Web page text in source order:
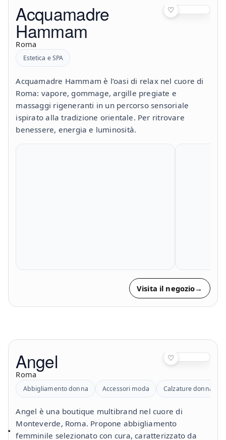
Acquamadre
Hammam
Roma
♡
Estetica e SPA
Acquamadre Hammam è l’oasi di relax nel cuore di
Roma: vapore, gommage, argille pregiate e
massaggi rigeneranti in un percorso sensoriale
ispirato alla tradizione orientale. Per ritrovare
benessere, energia e luminosità.
Visita il negozio→
Angel
Roma
♡
Abbigliamento donna Accessori moda Calzature donna
Angel è una boutique multibrand nel cuore di
Monteverde, Roma. Propone abbigliamento
femminile selezionato con cura, caratterizzato da